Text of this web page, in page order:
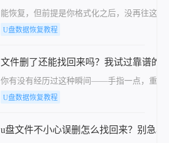
能恢复，但前提是你格式化之后，没再往这
U盘数据恢复教程
文件删了还能找回来吗？我试过靠谱的
你有没有经历过这种瞬间——手指一点，重要
U盘数据恢复教程
u盘文件不小心误删怎么找回来？别急